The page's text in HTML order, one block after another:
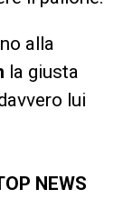
alla
la giusta
lui
NEWS